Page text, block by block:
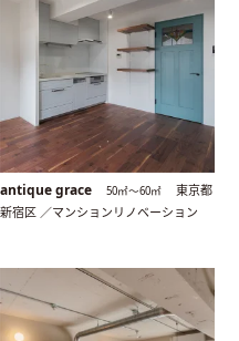
antique grace 50㎡〜60㎡
東京都
新宿区 ／マンションリノベーション